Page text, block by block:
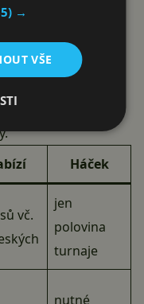
Nováčci si
zdarma (s
A upřímně —
takže s
závazku pokryjete
Háček
vč.
jen
polovina
turnaje
nutné
→
VŠE